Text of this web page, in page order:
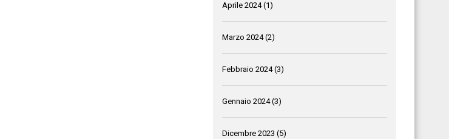
Aprile 2024(1)
Marzo 2024(2)
Febbraio 2024(3)
Gennaio 2024(3)
Dicembre 2023 (5)